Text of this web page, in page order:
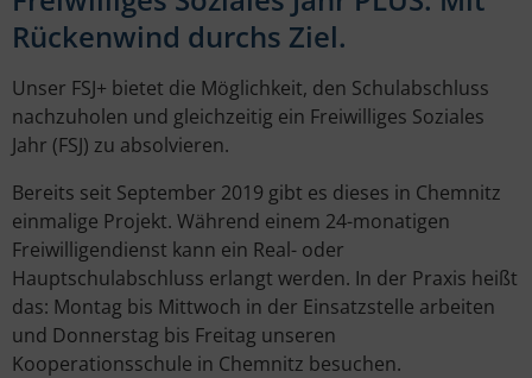
Rückenwind durchs Ziel.
Unser FSJ+ bietet die Möglichkeit, den Schulabschluss
nachzuholen und gleichzeitig ein Freiwilliges Soziales
Jahr (FSJ) zu absolvieren.
Bereits seit September 2019 gibt es dieses in Chemnitz
einmalige Projekt. Während einem 24-monatigen
Freiwilligendienst kann ein Real- oder
Hauptschulabschluss erlangt werden. In der Praxis heißt
das: Montag bis Mittwoch in der Einsatzstelle arbeiten
und Donnerstag bis Freitag unseren
Kooperationsschule in Chemnitz besuchen.